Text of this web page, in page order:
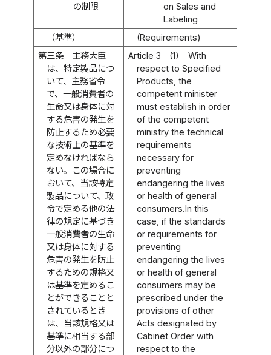
の制限
on Sales and
Labeling
（基準）
(Requirements)
第三条
主務大臣
は、特定製品につ
いて、主務省令
で、一般消費者の
生命又は身体に対
する危害の発生を
防止するため必要
な技術上の基準を
定めなければなら
ない。この場合に
おいて、当該特定
製品について、政
令で定める他の法
律の規定に基づき
一般消費者の生命
又は身体に対する
危害の発生を防止
するための規格又
は基準を定めるこ
とができることと
されているとき
は、当該規格又は
基準に相当する部
分以外の部分につ
Article 3 (1)
With
respect to Specified
Products, the
competent minister
must establish in order
of the competent
ministry the technical
requirements
necessary for
preventing
endangering the lives
or health of general
consumers.In this
case, if the standards
or requirements for
preventing
endangering the lives
or health of general
consumers may be
prescribed under the
provisions of other
Acts designated by
Cabinet Order with
respect to the